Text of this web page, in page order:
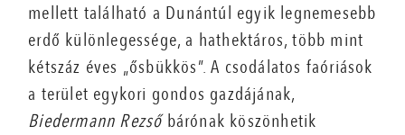
mellett található a Dunántúl egyik legnemesebb
erdő különlegessége, a hathektáros, több mint
kétszáz éves „ősbükkös”. A csodálatos faóriások
a terület egykori gondos gazdájának,
Biedermann Rezsőbárónak köszönhetik